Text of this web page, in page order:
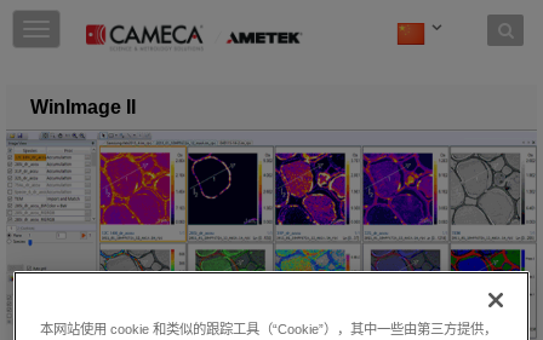
Skip to content
T
o
g
e
n
a
v
WinImage II
本网站使用 cookie 和类似的跟踪工具（“Cookie”），其中一些由第三方提供，